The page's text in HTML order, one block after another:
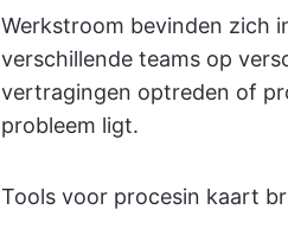
Werkstroom bevinden zich
verschillende teams op
vertragingen optreden of
probleem ligt.
Tools voor procesin kaart